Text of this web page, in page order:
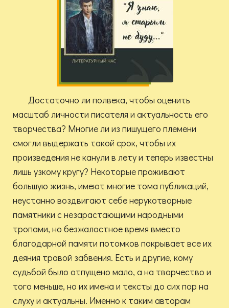
Достаточно ли полвека, чтобы оценить
масштаб личности писателя и актуальность его
творчества? Многие ли из пишущего племени
смогли выдержать такой срок, чтобы их
произведения не канули в лету и теперь известны
лишь узкому кругу? Некоторые проживают
большую жизнь, имеют многие тома публикаций,
неустанно воздвигают себе нерукотворные
памятники с незарастающими народными
тропами, но безжалостное время вместо
благодарной памяти потомков покрывает все их
деяния травой забвения. Есть и другие, кому
судьбой было отпущено мало, а на творчество и
того меньше, но их имена и тексты до сих пор на
слуху и актуальны. Именно к таким авторам